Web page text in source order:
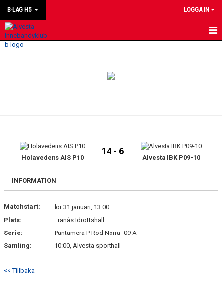
B-LAG H5 LOGGA IN
HEM
BILDGALLERI
KONTAKT
Holavedens AIS P10
14 - 6
Alvesta IBK P09-10
INFORMATION
Matchstart:
lör 31 januari, 13:00
Plats:
Tranås Idrottshall
Serie:
Pantamera P Röd Norra -09 A
Samling:
10:00, Alvesta sporthall
<< Tillbaka